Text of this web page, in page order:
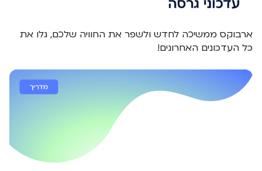
ארבוקס ממשיכה לחדש ולשפר את החוויה שלכם, גלו את
כל העדכונים האחרונים!